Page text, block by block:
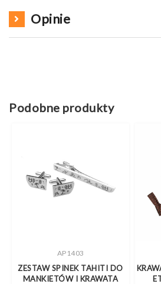
Opinie
Podobne produkty
AP1403
ZESTAW SPINEK TAHITI DO
MANKIETÓW I KRAWATA